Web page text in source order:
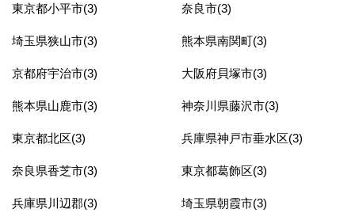
東京都小平市(3) 奈良市(3)
埼玉県狭山市(3) 熊本県南関町(3)
京都府宇治市(3) 大阪府貝塚市(3)
熊本県山鹿市(3) 神奈川県藤沢市(3)
東京都北区(3) 兵庫県神戸市垂水区(3)
奈良県香芝市(3) 東京都葛飾区(3)
兵庫県川辺郡(3) 埼玉県朝霞市(3)